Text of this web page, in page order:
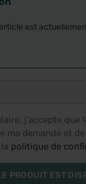
est
j'accepte
ma demande et
politique de
PRODUIT EST